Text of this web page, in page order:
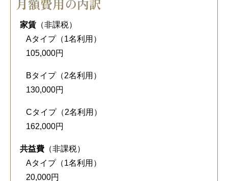
月額費用の内訳
家賃 （非課税）
Aタイプ（1名利用）
105,000円
Bタイプ（2名利用）
130,000円
Cタイプ（2名利用）
162,000円
共益費 （非課税）
Aタイプ（1名利用）
20,000円